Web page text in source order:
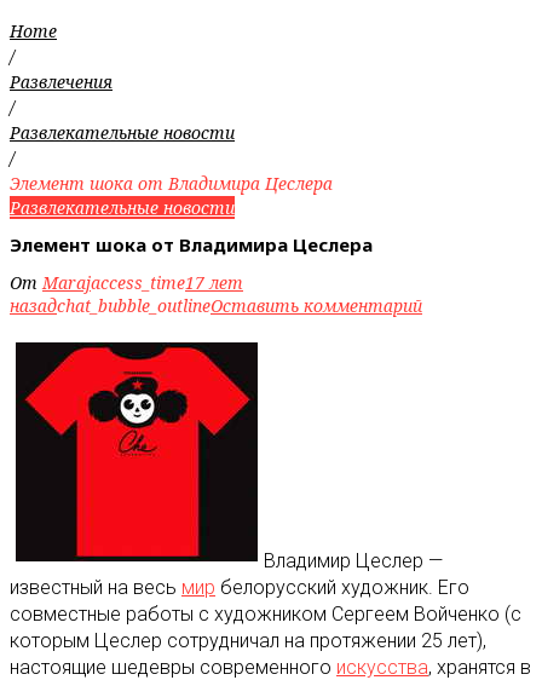
Home
/
Развлечения
/
Развлекательные новости
/
Элемент шока от Владимира Цеслера
Развлекательные новости
Элемент шока от Владимира Цеслера
ОтMarajaccess_time17 лет
назадchat_bubble_outlineОставить комментарий
Владимир Цеслер —
известный на весь мир белорусский художник. Его
совместные работы с художником Сергеем Войченко (с
которым Цеслер сотрудничал на протяжении 25 лет),
настоящие шедевры современного искусства, хранятся в